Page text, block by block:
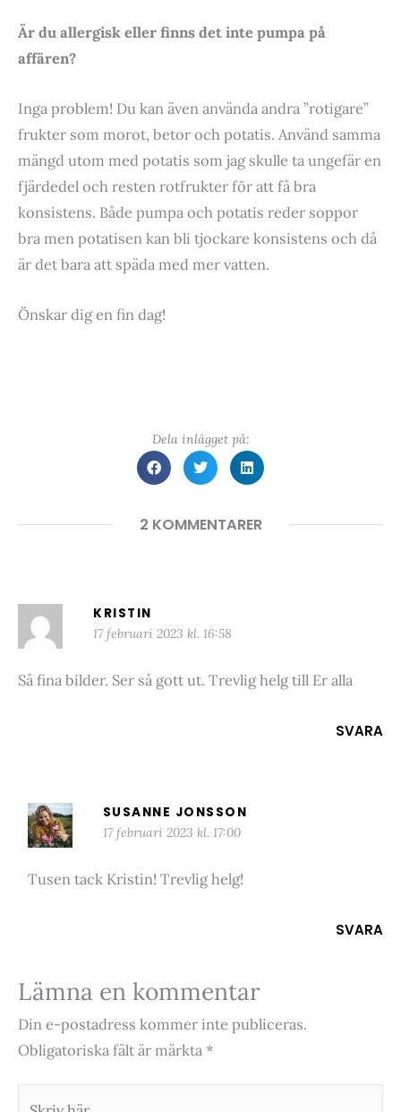
Är du allergisk eller finns det inte pumpa på
affären?
Inga problem! Du kan även använda andra ”rotigare”
frukter som morot, betor och potatis. Använd samma
mängd utom med potatis som jag skulle ta ungefär en
fjärdedel och resten rotfrukter för att få bra
konsistens. Både pumpa och potatis reder soppor
bra men potatisen kan bli tjockare konsistens och då
är det bara att späda med mer vatten.
Önskar dig en fin dag!
Dela inlägget på:
2 KOMMENTARER
KRISTIN
17 februari 2023 kl. 16:58
Så fina bilder. Ser så gott ut. Trevlig helg till Er alla
SVARA
SUSANNE JONSSON
17 februari 2023 kl. 17:00
Tusen tack Kristin! Trevlig helg!
SVARA
Lämna en kommentar
Din e-postadress kommer inte publiceras.
Obligatoriska fält är märkta *